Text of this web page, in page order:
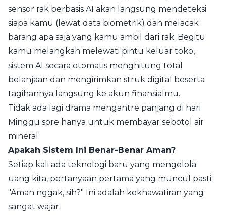
sensor rak berbasis AI akan langsung mendeteksi
siapa kamu (lewat data biometrik) dan melacak
barang apa saja yang kamu ambil dari rak. Begitu
kamu melangkah melewati pintu keluar toko,
sistem AI secara otomatis menghitung total
belanjaan dan mengirimkan struk digital beserta
tagihannya langsung ke akun finansialmu.
Tidak ada lagi drama mengantre panjang di hari
Minggu sore hanya untuk membayar sebotol air
mineral.
Apakah Sistem Ini Benar-Benar Aman?
Setiap kali ada teknologi baru yang mengelola
uang kita, pertanyaan pertama yang muncul pasti:
"Aman nggak, sih?" Ini adalah kekhawatiran yang
sangat wajar.